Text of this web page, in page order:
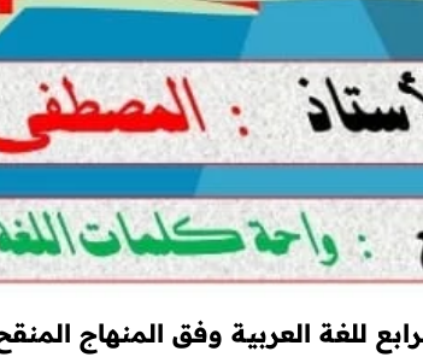
جميع جذاذات المستوى
للغة العربية وفق المنهاج